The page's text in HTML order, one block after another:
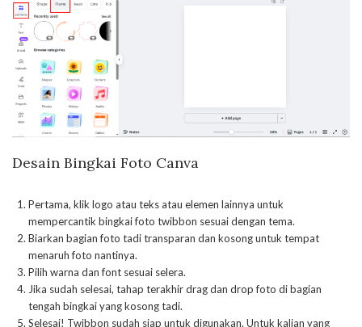
Desain Bingkai Foto Canva
Pertama, klik logo atau teks atau elemen lainnya untuk
mempercantik bingkai foto twibbon sesuai dengan tema.
Biarkan bagian foto tadi transparan dan kosong untuk tempat
menaruh foto nantinya.
Pilih warna dan font sesuai selera.
Jika sudah selesai, tahap terakhir drag dan drop foto di bagian
tengah bingkai yang kosong tadi.
Selesai! Twibbon sudah siap untuk digunakan. Untuk kalian yang